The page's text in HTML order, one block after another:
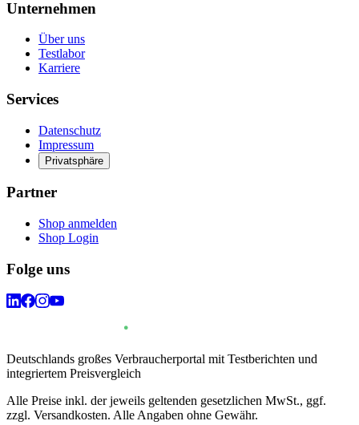
Unternehmen
Über uns
Testlabor
Karriere
Services
Datenschutz
Impressum
Privatsphäre
Partner
Shop anmelden
Shop Login
Folge uns
Deutschlands großes Verbraucherportal mit Testberichten und
integriertem Preisvergleich
Alle Preise inkl. der jeweils geltenden gesetzlichen MwSt., ggf.
zzgl. Versandkosten. Alle Angaben ohne Gewähr.